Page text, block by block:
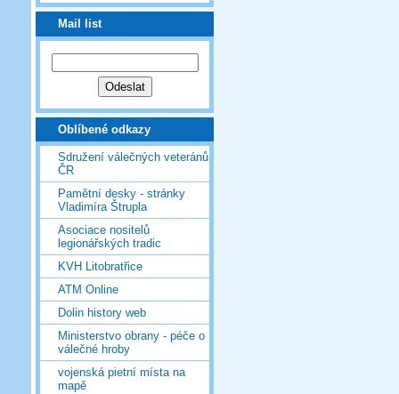
Mail list
Oblíbené odkazy
Sdružení válečných veteránů
ČR
Pamětní desky - stránky
Vladimíra Štrupla
Asociace nositelů
legionářských tradic
KVH Litobratřice
ATM Online
Dolin history web
Ministerstvo obrany - péče o
válečné hroby
vojenská pietní místa na
mapě